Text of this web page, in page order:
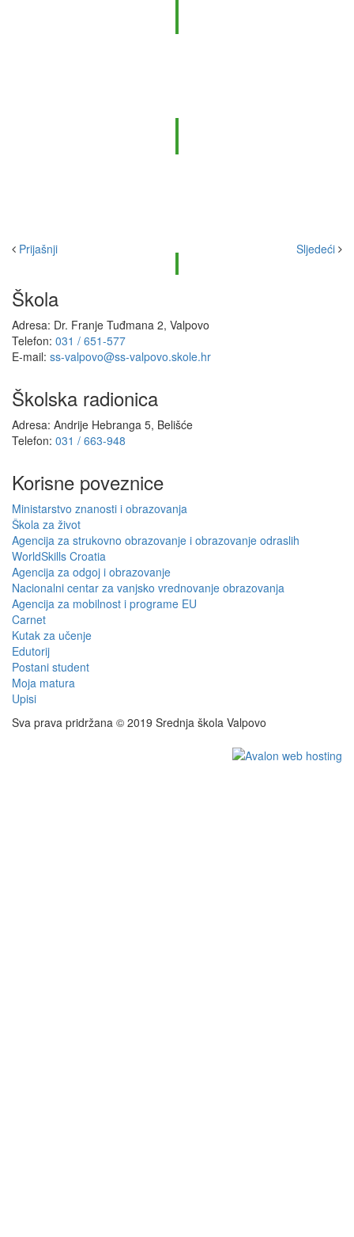
Prijašnji Sljedeći
Škola
Adresa: Dr. Franje Tuđmana 2, Valpovo
Telefon: 031 / 651-577
E-mail: ss-valpovo@ss-valpovo.skole.hr
Školska radionica
Adresa: Andrije Hebranga 5, Belišće
Telefon: 031 / 663-948
Korisne poveznice
Ministarstvo znanosti i obrazovanja
Škola za život
Agencija za strukovno obrazovanje i obrazovanje odraslih
WorldSkills Croatia
Agencija za odgoj i obrazovanje
Nacionalni centar za vanjsko vrednovanje obrazovanja
Agencija za mobilnost i programe EU
Carnet
Kutak za učenje
Edutorij
Postani student
Moja matura
Upisi
Sva prava pridržana © 2019 Srednja škola Valpovo